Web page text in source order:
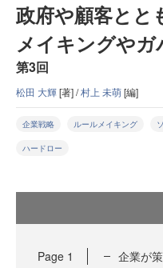
政府や顧客とと
メイキングやガ
第3回
松田 大輝[著] /村上 未萌[編]
企業戦略 ルールメイキング
ハードロー
Page 1 企業が